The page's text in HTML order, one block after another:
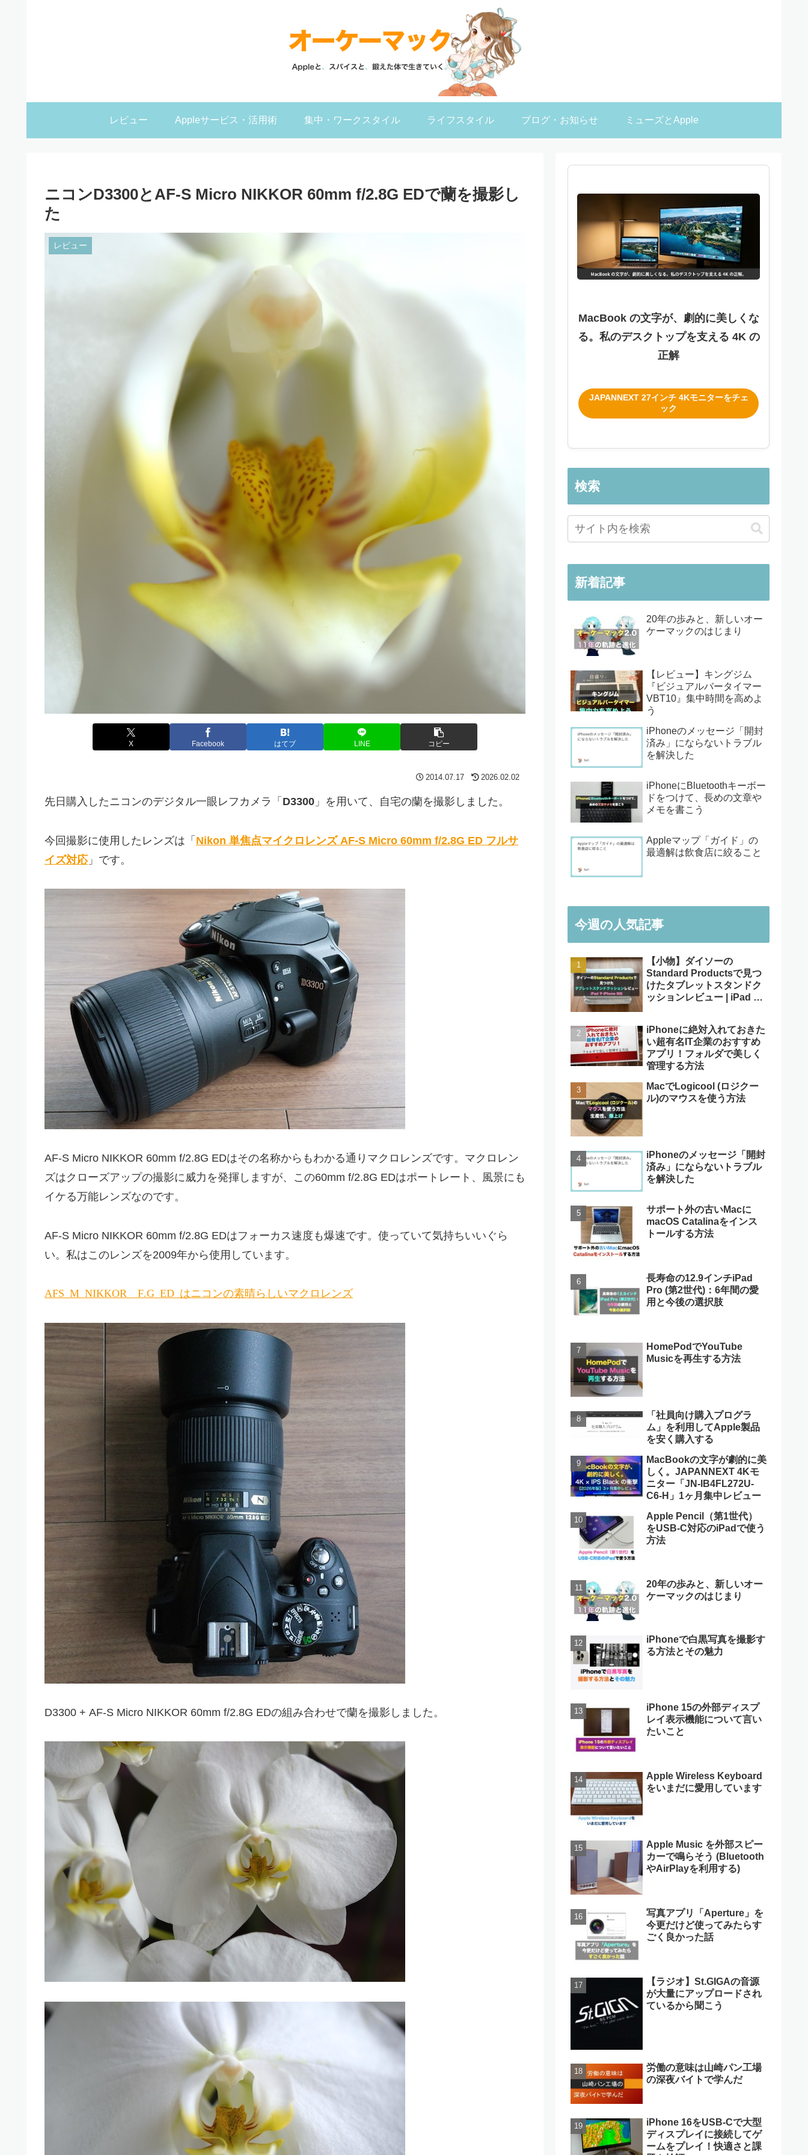
レビュー Appleサービス・活用術 集中・ワークスタイル ライフスタイル ブログ・お知らせ ミューズとApple
ニコンD3300とAF-S Micro NIKKOR 60mm f/2.8G EDで蘭を撮影し
た
レビュー
X Facebook はてブ LINE コピー
2014.07.17 2026.02.02
先日購入したニコンのデジタル一眼レフカメラ「 D3300 」を用いて、自宅の蘭を撮影しました。
今回撮影に使用したレンズは「 Nikon 単焦点マイクロレンズ AF-S Micro 60mm f/2.8G ED フルサ
イズ対応」です。
AF-S Micro NIKKOR 60mm f/2.8G EDはその名称からもわかる通りマクロレンズです。マクロレン
ズはクローズアップの撮影に威力を発揮しますが、この60mm f/2.8G EDはポートレート、風景にも
イケる万能レンズなのです。
AF-S Micro NIKKOR 60mm f/2.8G EDはフォーカス速度も爆速です。使っていて気持ちいいぐら
い。私はこのレンズを2009年から使用しています。
AF-S Micro NIKKOR 60mm F2.8G ED はニコンの素晴らしいマクロレンズ
D3300 + AF-S Micro NIKKOR 60mm f/2.8G EDの組み合わせで蘭を撮影しました。
MacBook の文字が、劇的に美しくな
る。私のデスクトップを支える 4K の
正解
JAPANNEXT 27インチ 4Kモニターをチェ
ック
検索
新着記事
20年の歩みと、新しいオー
ケーマックのはじまり
【レビュー】キングジム
『ビジュアルバータイマー
VBT10』集中時間を高めよ
う
iPhoneのメッセージ「開封
済み」にならないトラブル
を解決した
iPhoneにBluetoothキーボー
ドをつけて、長めの文章や
メモを書こう
Appleマップ「ガイド」の
最適解は飲食店に絞ること
今週の人気記事
【小物】ダイソーの
Standard Productsで見つ
けたタブレットスタンドク
ッションレビュー | iPad や
iPhoneに絶対入れておきた
い超有名IT企業のおすすめ
アプリ！フォルダで美しく
管理する方法
MacでLogicool (ロジクー
ル)のマウスを使う方法
iPhoneのメッセージ「開封
済み」にならないトラブル
を解決した
サポート外の古いMacに
macOS Catalinaをインス
トールする方法
長寿命の12.9インチiPad
Pro (第2世代)：6年間の愛
用と今後の選択肢
HomePodでYouTube
Musicを再生する方法
「社員向け購入プログラ
ム」を利用してApple製品
を安く購入する
MacBookの文字が劇的に美
しく。JAPANNEXT 4Kモ
ニター「JN-IB4FL272U-
C6-H」1ヶ月集中レビュー
Apple Pencil（第1世代）
をUSB-C対応のiPadで使う
方法
20年の歩みと、新しいオー
ケーマックのはじまり
iPhoneで白黒写真を撮影す
る方法とその魅力
iPhone 15の外部ディスプ
レイ表示機能について言い
たいこと
Apple Wireless Keyboard
をいまだに愛用しています
Apple Music を外部スピー
カーで鳴らそう (Bluetooth
やAirPlayを利用する)
写真アプリ「Aperture」を
今更だけど使ってみたらす
ごく良かった話
【ラジオ】St.GIGAの音源
が大量にアップロードされ
ているから聞こう
労働の意味は山崎パン工場
の深夜バイトで学んだ
iPhone 16をUSB-Cで大型
ディスプレイに接続してゲ
ームをプレイ！快適さと課